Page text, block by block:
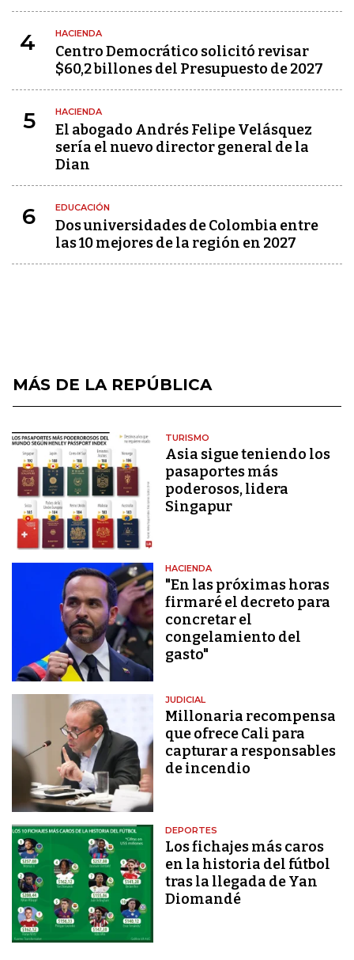
4 HACIENDA
Centro Democrático solicitó revisar
$60,2 billones del Presupuesto de 2027
5 HACIENDA
El abogado Andrés Felipe Velásquez
sería el nuevo director general de la
Dian
6 EDUCACIÓN
Dos universidades de Colombia entre
las 10 mejores de la región en 2027
MÁS DE LA REPÚBLICA
TURISMO
Asia sigue teniendo los
pasaportes más
poderosos, lidera
Singapur
HACIENDA
"En las próximas horas
firmaré el decreto para
concretar el
congelamiento del
gasto"
JUDICIAL
Millonaria recompensa
que ofrece Cali para
capturar a responsables
de incendio
DEPORTES
Los fichajes más caros
en la historia del fútbol
tras la llegada de Yan
Diomandé